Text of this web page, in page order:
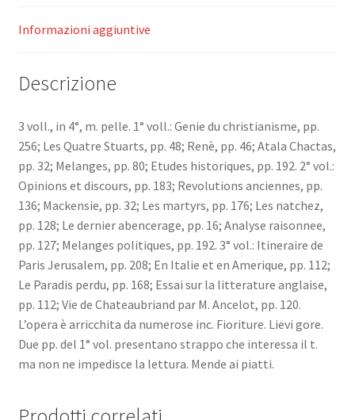
Informazioni aggiuntive
Descrizione
3 voll., in 4°, m. pelle. 1° voll.: Genie du christianisme, pp.
256; Les Quatre Stuarts, pp. 48; Renè, pp. 46; Atala Chactas,
pp. 32; Melanges, pp. 80; Etudes historiques, pp. 192. 2° vol.:
Opinions et discours, pp. 183; Revolutions anciennes, pp.
136; Mackensie, pp. 32; Les martyrs, pp. 176; Les natchez,
pp. 128; Le dernier abencerage, pp. 16; Analyse raisonnee,
pp. 127; Melanges politiques, pp. 192. 3° vol.: Itineraire de
Paris Jerusalem, pp. 208; En Italie et en Amerique, pp. 112;
Le Paradis perdu, pp. 168; Essai sur la litterature anglaise,
pp. 112; Vie de Chateaubriand par M. Ancelot, pp. 120.
L’opera è arricchita da numerose inc. Fioriture. Lievi gore.
Due pp. del 1° vol. presentano strappo che interessa il t.
ma non ne impedisce la lettura. Mende ai piatti.